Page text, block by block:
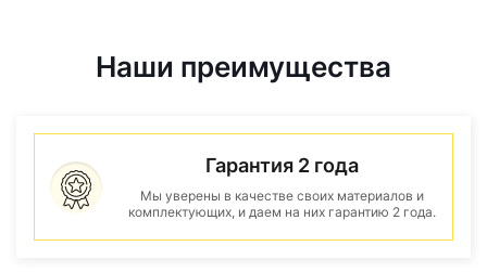
Наши преимущества
Гарантия 2 года
Мы уверены в качестве своих материалов и
комплектующих, и даем на них гарантию 2 года.